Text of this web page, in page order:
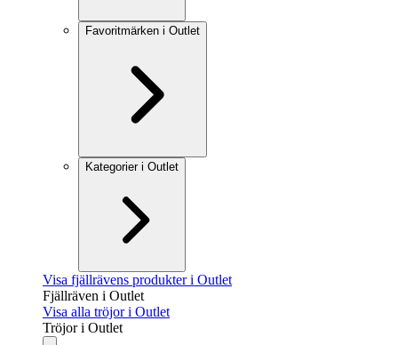
Favoritmärken i Outlet
Kategorier i Outlet
Visa fjällrävens produkter i Outlet
Fjällräven i Outlet
Visa alla tröjor i Outlet
Tröjor i Outlet